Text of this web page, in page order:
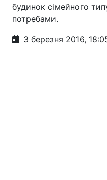
будинок сімейного
потребами.
3 березня 2016,